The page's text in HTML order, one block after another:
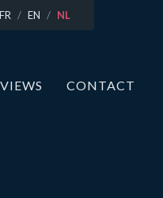
FR EN NL
CONTACT